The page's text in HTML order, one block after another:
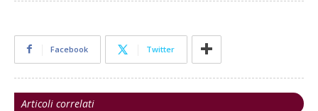
Facebook Twitter
Articoli correlati